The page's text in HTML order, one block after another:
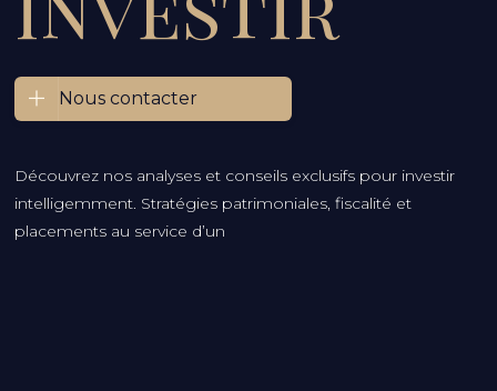
Nous contacter
Découvrez nos analyses et conseils exclusifs pour investir
intelligemment. Stratégies patrimoniales, fiscalité et
placements au service d’un